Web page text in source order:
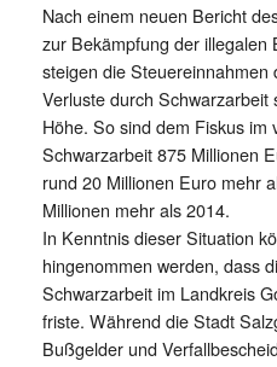
Nach einem neuen Bericht
zur Bekämpfung der illegalen
steigen die
Verluste durch
Höhe. So sind dem Fiskus im
Schwarzarbeit 875 Millionen
rund 20 Millionen Euro mehr
Millionen mehr als 2014.
In Kenntnis dieser Situation
hingenommen werden, dass
Schwarzarbeit im Landkreis
friste. Während die Stadt
Bußgelder und